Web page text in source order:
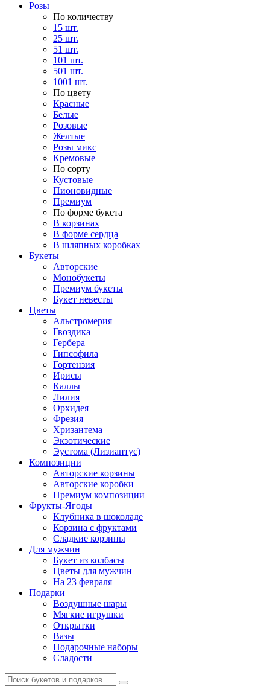
Розы
По количеству
15 шт.
25 шт.
51 шт.
101 шт.
501 шт.
1001 шт.
По цвету
Красные
Белые
Розовые
Желтые
Розы микс
Кремовые
По сорту
Кустовые
Пионовидные
Премиум
По форме букета
В корзинах
В форме сердца
В шляпных коробках
Букеты
Авторские
Монобукеты
Премиум букеты
Букет невесты
Цветы
Альстромерия
Гвоздика
Гербера
Гипсофила
Гортензия
Ирисы
Каллы
Лилия
Орхидея
Фрезия
Хризантема
Экзотические
Эустома (Лизиантус)
Композиции
Авторские корзины
Авторские коробки
Премиум композиции
Фрукты-Ягоды
Клубника в шоколаде
Корзина с фруктами
Сладкие корзины
Для мужчин
Букет из колбасы
Цветы для мужчин
На 23 февраля
Подарки
Воздушные шары
Мягкие игрушки
Открытки
Вазы
Подарочные наборы
Сладости